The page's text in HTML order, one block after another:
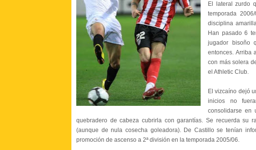
El lateral zurdo
temporada
disciplina
Han pasado 6
jugador bisoño
entonces. Arriba
con más solera
el Athletic Club.
El vizcaíno dejó
inicios no
consolidarse en
quebradero de cabeza cubrirla con garantías. Se recuerda su
(aunque de nula cosecha goleadora). De Castillo se tenían
promoción de ascenso a 2ª división en la temporada 2005/06.